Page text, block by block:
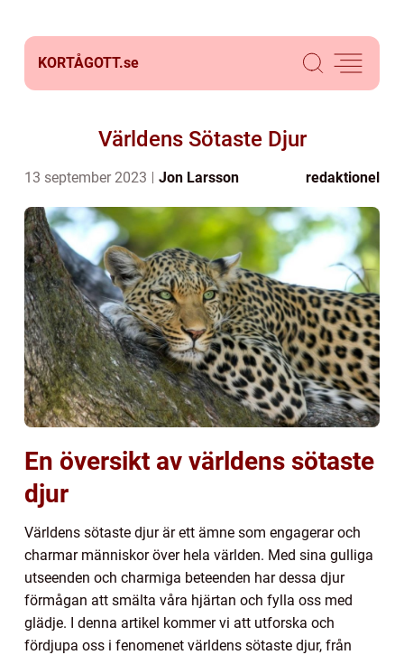
KORTÅGOTT.se
Världens Sötaste Djur
13 september 2023 Jon Larsson redaktionel
En översikt av världens sötaste
djur
Världens sötaste djur är ett ämne som engagerar och
charmar människor över hela världen. Med sina gulliga
utseenden och charmiga beteenden har dessa djur
förmågan att smälta våra hjärtan och fylla oss med
glädje. I denna artikel kommer vi att utforska och
fördjupa oss i fenomenet världens sötaste djur, från